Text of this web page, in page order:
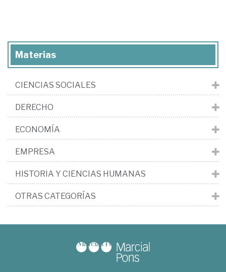
Materias
CIENCIAS SOCIALES
DERECHO
ECONOMÍA
EMPRESA
HISTORIA Y CIENCIAS HUMANAS
OTRAS CATEGORÍAS